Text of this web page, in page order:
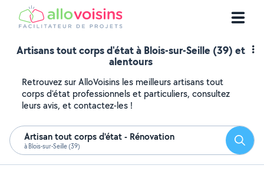
Artisans tout corps d'état à Blois-sur-Seille (39) et
alentours
Retrouvez sur AlloVoisins les meilleurs artisans tout
corps d'état professionnels et particuliers, consultez
leurs avis, et contactez-les !
Artisan tout corps d'état - Rénovation
à Blois-sur-Seille (39)